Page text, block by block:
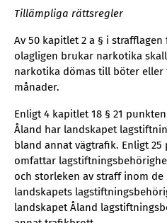
Tillämpliga rättsregler
Av 50 kapitlet 2 a § i
olagligen brukar narkotika
narkotika dömas till böter eller
månader.
Enligt 4 kapitlet 18 § 21
Åland har landskapet
bland annat vägtrafik. Enligt
omfattar
och storleken av straff inom
landskapets
landskapet Åland